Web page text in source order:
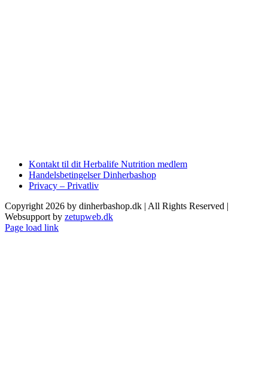
Kontakt til dit Herbalife Nutrition medlem
Handelsbetingelser Dinherbashop
Privacy – Privatliv
Copyright 2026 by dinherbashop.dk | All Rights Reserved |
Websupport by zetupweb.dk
Page load link